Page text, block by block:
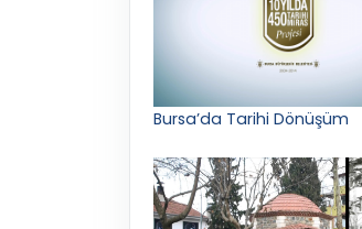
Bursa’da Tarihi Dönüşüm